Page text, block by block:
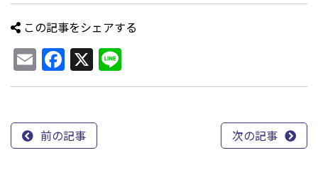
この記事をシェアする
EmailFacebook
X
前の記事 次の記事